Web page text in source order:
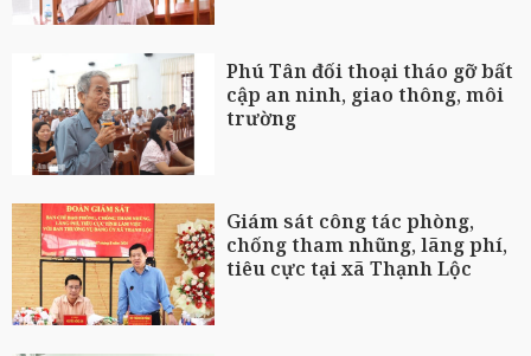
Phú Tân đối thoại tháo gỡ bất
cập an ninh, giao thông, môi
trường
Giám sát công tác phòng,
chống tham nhũng, lãng phí,
tiêu cực tại xã Thạnh Lộc